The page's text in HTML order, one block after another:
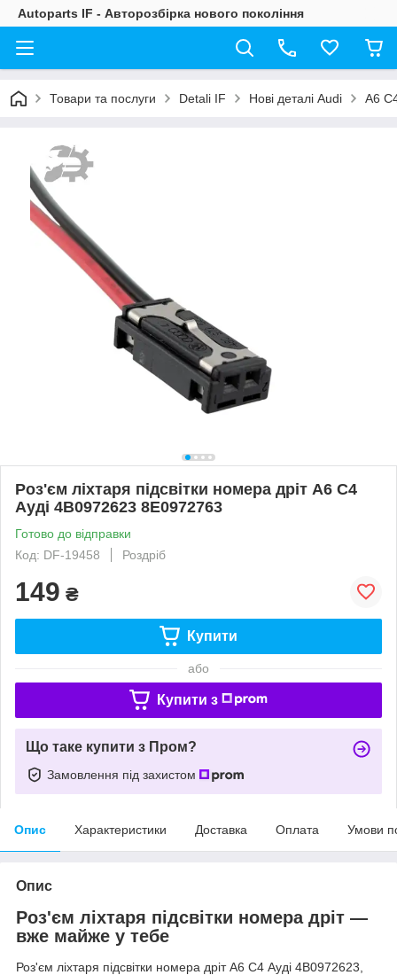
Autoparts IF - Авторозбірка нового покоління
Товари та послуги Detali IF Нові деталі Audi A6
Роз'єм ліхтаря підсвітки номера дріт А6 С4
Ауді 4B0972623 8E0972763
Готово до відправки
Код: DF-19458
Роздріб
149 ₴
Купити
або
Купити з
Що таке купити з Пром?
Замовлення під захистом
Опис Характеристики Доставка Оплата Умови
Опис
Роз'єм ліхтаря підсвітки номера дріт —
вже майже у тебе
Роз'єм ліхтаря підсвітки номера дріт А6 С4 Ауді 4B0972623,